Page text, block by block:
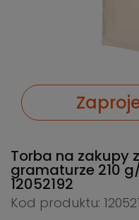
Torba na zakupy
gramaturze 210
12052192
Kod produktu: